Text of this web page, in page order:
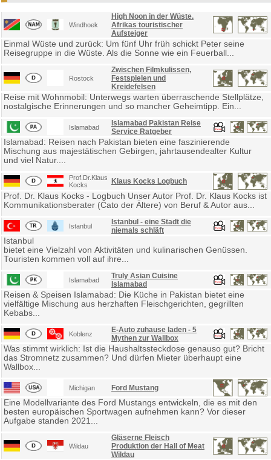
Windhoek
High Noon in der Wüste.
Afrikas touristischer
Aufsteiger
Einmal Wüste und zurück: Um fünf Uhr früh schickt Peter seine
Reisegruppe in die Wüste. Als die Sonne wie ein Feuerball...
Rostock
Zwischen Filmkulissen,
Festspielen und
Kreidefelsen
Reise mit Wohnmobil: Unterwegs warten überraschende Stellplätze,
nostalgische Erinnerungen und so mancher Geheimtipp. Ein...
Islamabad
Islamabad Pakistan Reise
Service Ratgeber
Islamabad: Reisen nach Pakistan bieten eine faszinierende
Mischung aus majestätischen Gebirgen, jahrtausendealter Kultur
und viel Natur....
Prof.Dr.Klaus
Kocks
Klaus Kocks Logbuch
Prof. Dr. Klaus Kocks - Logbuch Unser Autor Prof. Dr. Klaus Kocks ist
Kommunikationsberater (Cato der Ältere) von Beruf & Autor aus...
Istanbul
Istanbul - eine Stadt die
niemals schläft
Istanbul
bietet eine Vielzahl von Aktivitäten und kulinarischen Genüssen.
Touristen kommen voll auf ihre...
Islamabad
Truly Asian Cuisine
Islamabad
Reisen & Speisen Islamabad: Die Küche in Pakistan bietet eine
vielfältige Mischung aus herzhaften Fleischgerichten, gegrillten
Kebabs...
Koblenz
E-Auto zuhause laden - 5
Mythen zur Wallbox
Was stimmt wirklich: Ist die Haushaltssteckdose genauso gut? Bricht
das Stromnetz zusammen? Und dürfen Mieter überhaupt eine
Wallbox...
Michigan Ford Mustang
Eine Modellvariante des Ford Mustangs entwickeln, die es mit den
besten europäischen Sportwagen aufnehmen kann? Vor dieser
Aufgabe standen 2021...
Wildau
Gläserne Fleisch
Produktion der Hall of Meat
Wildau